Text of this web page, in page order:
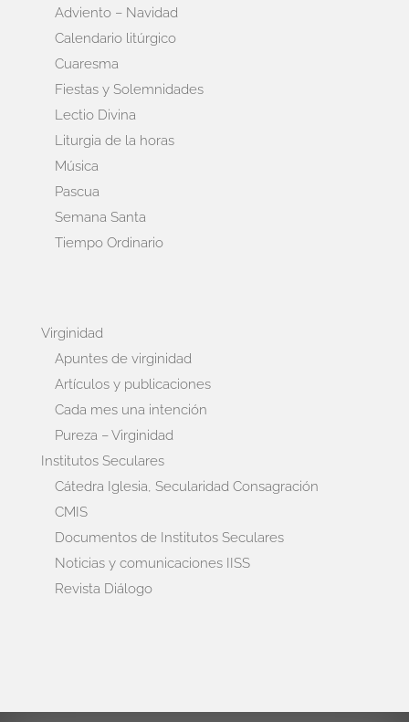
Adviento – Navidad
Calendario litúrgico
Cuaresma
Fiestas y Solemnidades
Lectio Divina
Liturgia de la horas
Música
Pascua
Semana Santa
Tiempo Ordinario
Virginidad
Apuntes de virginidad
Artículos y publicaciones
Cada mes una intención
Pureza – Virginidad
Institutos Seculares
Cátedra Iglesia, Secularidad Consagración
CMIS
Documentos de Institutos Seculares
Noticias y comunicaciones IISS
Revista Diálogo